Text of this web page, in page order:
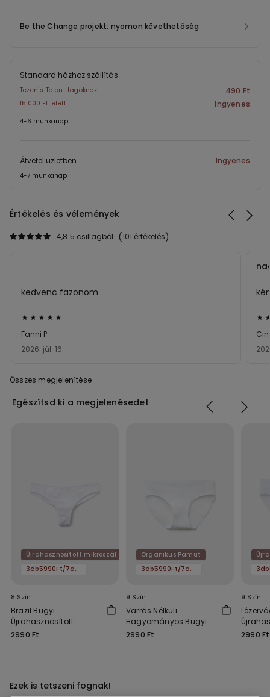
Be the Change projekt: nyomon követhetőség
Standard házhoz szállítás
Tezenis Talent tagoknak 490 Ft
15.000 Ft felett Ingyenes
4-6 munkanap
Átvétel üzletben Ingyenes
4-7 munkanap
Értékelés és vélemények
101 értékelés
4,8 5 csillagból
Értékelés:
5/5
2026. júl. 16.
Fanni P
kedvenc fazonom
5/5
Összes megjelenítése
Egészítsd ki a megjelenésedet
Újrahasznosított mikroszál
3db5990Ft/7db11590Ft
8 Szín
Brazil Bugyi
Újrahasznosított
Mikroszálas Anyagból
2990 Ft
Organikus Pamut
3db5990Ft/7db11590Ft
9 Szín
Varrás Nélküli
Hagyományos Bugyi
Organikus Pamutból
2990 Ft
9 Szín
2990 Ft
Ezek is tetszeni fognak!